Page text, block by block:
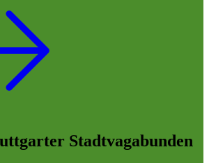
Stadtvagabunden